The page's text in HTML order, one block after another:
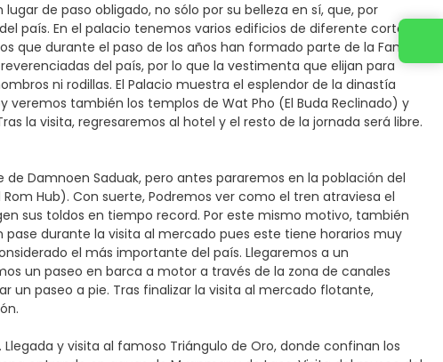
de paso obligado, no sólo por su belleza en sí, que, por
país. En el palacio tenemos varios edificios de diferente corte
durante el paso de los años han formado parte de la Familia
del país, por lo que la vestimenta que elijan para
ni rodillas. El Palacio muestra el esplendor de la dinastía
veremos también los templos de Wat Pho (El Buda Reclinado) y
la visita, regresaremos al hotel y el resto de la jornada será libre.
Damnoen Saduak, pero antes pararemos en la población del
Hub). Con suerte, Podremos ver como el tren atraviesa el
sus toldos en tiempo record. Por este mismo motivo, también
pase durante la visita al mercado pues este tiene horarios muy
el más importante del país. Llegaremos a un
un paseo en barca a motor a través de la zona de canales
un paseo a pie. Tras finalizar la visita al mercado flotante,
y visita al famoso Triángulo de Oro, donde confinan los
Contact us